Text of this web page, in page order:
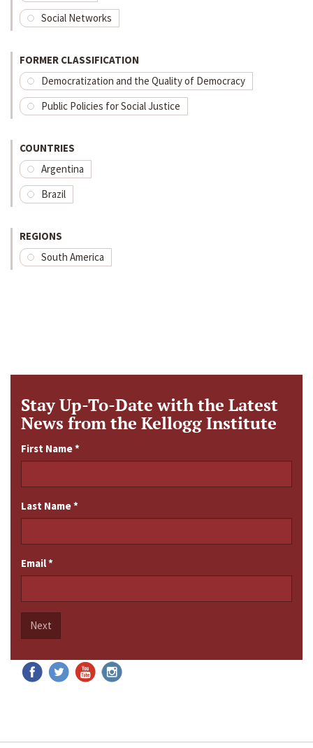
Social Networks
FORMER CLASSIFICATION
Democratization and the Quality of Democracy
Public Policies for Social Justice
COUNTRIES
Argentina
Brazil
REGIONS
South America
Stay Up-To-Date with the Latest
News from the Kellogg Institute
First Name*
Last Name*
Email*
Next